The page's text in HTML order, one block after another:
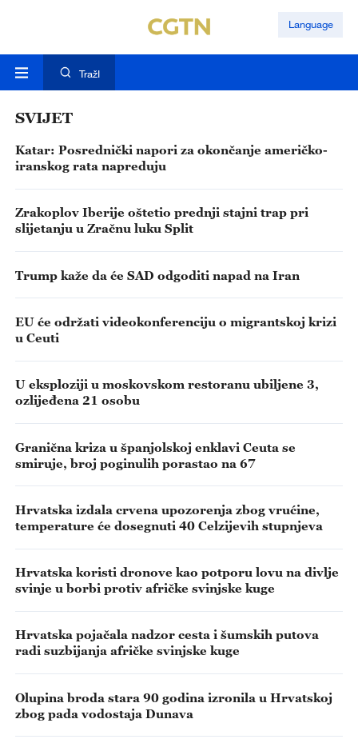
Language
TražI
SVIJET
Katar: Posrednički napori za okončanje američko-
iranskog rata napreduju
Zrakoplov Iberije oštetio prednji stajni trap pri
slijetanju u Zračnu luku Split
Trump kaže da će SAD odgoditi napad na Iran
EU će održati videokonferenciju o migrantskoj krizi
u Ceuti
U eksploziji u moskovskom restoranu ubiljene 3,
ozlijeđena 21 osobu
Granična kriza u španjolskoj enklavi Ceuta se
smiruje, broj poginulih porastao na 67
Hrvatska izdala crvena upozorenja zbog vrućine,
temperature će dosegnuti 40 Celzijevih stupnjeva
Hrvatska koristi dronove kao potporu lovu na divlje
svinje u borbi protiv afričke svinjske kuge
Hrvatska pojačala nadzor cesta i šumskih putova
radi suzbijanja afričke svinjske kuge
Olupina broda stara 90 godina izronila u Hrvatskoj
zbog pada vodostaja Dunava